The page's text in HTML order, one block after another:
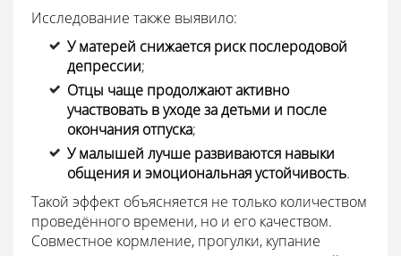
Исследование также выявило:
У матерей снижается риск послеродовой
депрессии;
Отцы чаще продолжают активно
участвовать в уходе за детьми и после
окончания отпуска;
У малышей лучше развиваются навыки
общения и эмоциональная устойчивость.
Такой эффект объясняется не только количеством
проведённого времени, но и его качеством.
Совместное кормление, прогулки, купание